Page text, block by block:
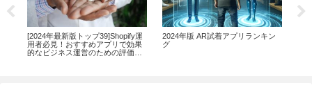
[2024年最新版トップ39]Shopify運
用者必見！おすすめアプリで効果
的なビジネス運営のための評価と
2024年版 AR試着アプリランキン
グ